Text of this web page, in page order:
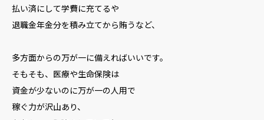
払い済にして学費に充てるや
退職金年金分を積み立てから賄うなど、
多方面からの万が一に備えればいいです。
そもそも、医療や生命保険は
資金が少ないのに万が一の人用で
稼ぐ力が沢山あり、